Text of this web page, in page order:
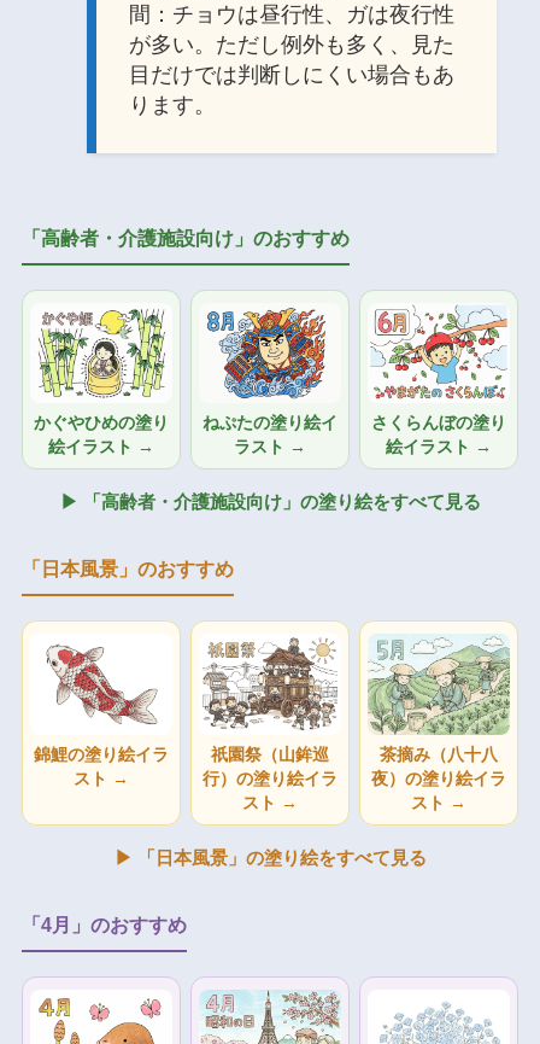
間：チョウは昼行性、ガは夜行性
が多い。ただし例外も多く、見た
目だけでは判断しにくい場合もあ
ります。
「高齢者・介護施設向け」のおすすめ
かぐやひめの塗り
絵イラスト →
ねぷたの塗り絵イ
ラスト →
さくらんぼの塗り
絵イラスト →
▶ 「高齢者・介護施設向け」の塗り絵をすべて見る
「日本風景」のおすすめ
錦鯉の塗り絵イラ
スト →
祇園祭（山鉾巡
行）の塗り絵イラ
スト →
茶摘み（八十八
夜）の塗り絵イラ
スト →
▶ 「日本風景」の塗り絵をすべて見る
「4月」のおすすめ